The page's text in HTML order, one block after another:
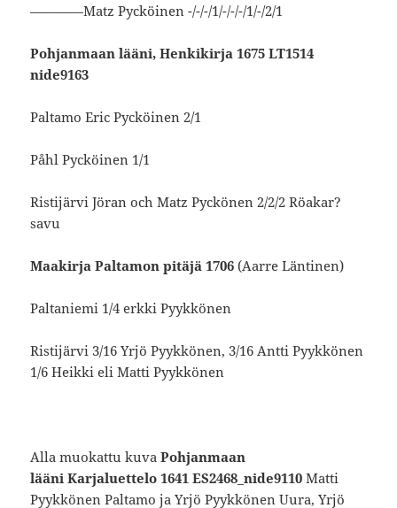
————Matz Pycköinen -/-/-/1/-/-/-/1/-/2/1
Pohjanmaan lääni, Henkikirja 1675 LT1514
nide9163
Paltamo Eric Pycköinen 2/1
Påhl Pycköinen 1/1
Ristijärvi Jöran och Matz Pyckönen 2/2/2 Röakar?
savu
Maakirja Paltamon pitäjä 1706(Aarre Läntinen)
Paltaniemi 1/4 erkki Pyykkönen
Ristijärvi 3/16 Yrjö Pyykkönen, 3/16 Antti Pyykkönen
1/6 Heikki eli Matti Pyykkönen
Alla muokattu kuvaPohjanmaan
lääniKarjaluettelo 1641 ES2468_nide9110Matti
Pyykkönen Paltamo ja Yrjö Pyykkönen Uura, Yrjö